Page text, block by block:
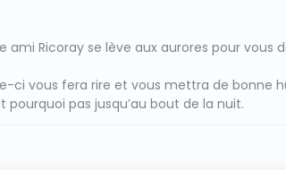
ami Ricoray se lève aux aurores pour vous
ci vous fera rire et vous mettra de bonne
pourquoi pas jusqu’au bout de la nuit.